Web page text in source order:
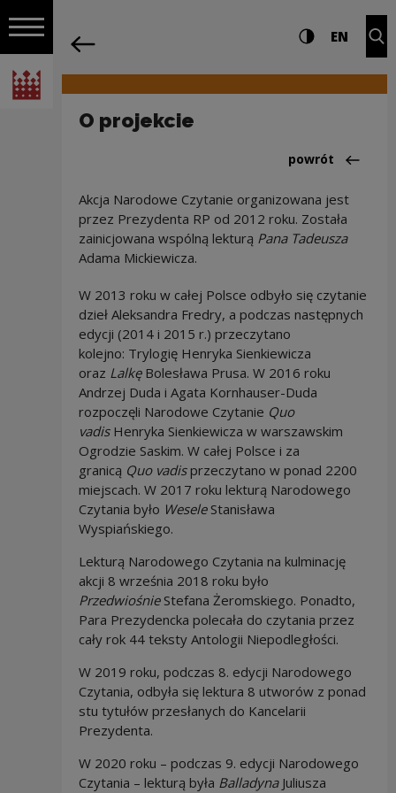
Włącz nawigację
Narodowe Centrum Kultury
Nawigacja Ustawienia i Wysoki
EN
O projekcie
Powrót
powrót
Akcja Narodowe Czytanie organizowana jest
przez Prezydenta RP od 2012 roku. Została
zainicjowana wspólną lekturą Pana Tadeusza
Adama Mickiewicza.
W 2013 roku w całej Polsce odbyło się czytanie
dzieł Aleksandra Fredry, a podczas następnych
edycji (2014 i 2015 r.) przeczytano
kolejno: Trylogię Henryka Sienkiewicza
oraz Lalkę Bolesława Prusa. W 2016 roku
Andrzej Duda i Agata Kornhauser-Duda
rozpoczęli Narodowe Czytanie Quo
vadisHenryka Sienkiewicza w warszawskim
Ogrodzie Saskim. W całej Polsce i za
granicą Quo vadisprzeczytano w ponad 2200
miejscach. W 2017 roku lekturą Narodowego
Czytania było Wesele Stanisława
Wyspiańskiego.
Lekturą Narodowego Czytania na kulminację
akcji 8 września 2018 roku było
Przedwiośnie Stefana Żeromskiego. Ponadto,
Para Prezydencka polecała do czytania przez
cały rok 44 teksty Antologii Niepodległości.
W 2019 roku, podczas 8. edycji Narodowego
Czytania, odbyła się lektura 8 utworów z ponad
stu tytułów przesłanych do Kancelarii
Prezydenta.
W 2020 roku – podczas 9. edycji Narodowego
Czytania – lekturą była BalladynaJuliusza